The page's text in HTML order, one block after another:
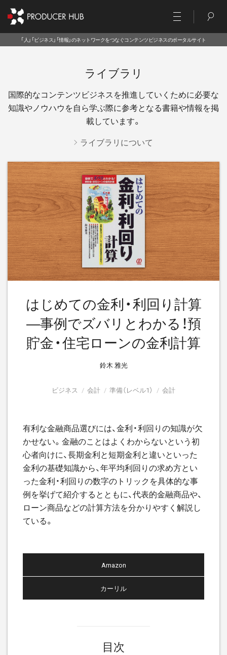
「人」「ビジネス」「情報」のネットワークをつなぐコンテンツビジネスのポータルサイト
ライブラリ
国際的なコンテンツビジネスを推進していくために必要な
知識やノウハウを自ら学ぶ際に参考となる書籍や情報を掲
載しています。
ライブラリについて
はじめての金利・利回り計算
―事例でズバリとわかる！預
貯金・住宅ローンの金利計算
鈴木 雅光
ビジネス 会計 準備（レベル1） 会計
有利な金融商品選びには、金利・利回りの知識が欠
かせない。金融のことはよくわからないという初
心者向けに、長期金利と短期金利と違いといった
金利の基礎知識から、年平均利回りの求め方とい
った金利・利回りの数字のトリックを具体的な事
例を挙げて紹介するとともに、代表的金融商品や、
ローン商品などの計算方法を分かりやすく解説し
ている。
Amazon
カーリル
目次